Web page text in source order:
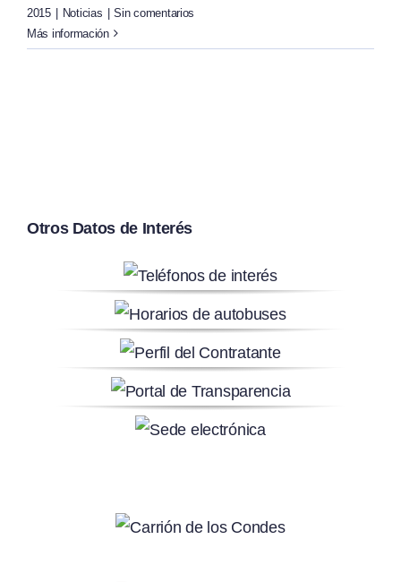
2015 | Noticias | Sin comentarios
Más información
Otros Datos de Interés